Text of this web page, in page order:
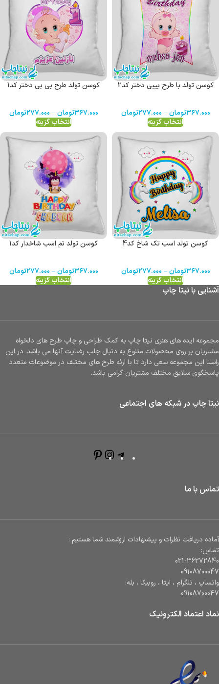
کوسن تولد با طرح بیبی دختر کد2
۳۶۷.۰۰۰تومان – ۲۷۷.۰۰۰تومان
انتخاب گزینه
کوسن تولد طرح بی بی دختر کد1
۳۶۷.۰۰۰تومان – ۲۷۷.۰۰۰تومان
انتخاب گزینه
کوسن تولد اسب تک شاخ کد4
۳۶۷.۰۰۰تومان – ۲۷۷.۰۰۰تومان
انتخاب گزینه
کوسن تولد تم اسب شاخدار کد1
۳۶۷.۰۰۰تومان – ۲۷۷.۰۰۰تومان
انتخاب گزینه
آشنایی با نیتا چاپ
مجموعه ایده های هنری نیتا چاپ به کمک طراحی و چاپ طرح های دلخواه
مشتریان بر روی محصولات متنوع به دنبال جلب رضایت آنها می باشد. در این
راستا این مجموعه سعی دارد تا با ارئه طرح های مختلف در موضوعات متعدد
پاسخگوی سلایق مختلف مشتریان گرامی باشد.
نیتا چاپ در شبکه های اجتماعی
تماس با ما
آماده دریافت نظرات و پیشنهادات ارزشمند شما هستیم :
تماس:
021-36272840
09108700047
واتساپ ، تلگرام ، ایتا ، روبیکا ، بله:
09108700047
نماد اعتماد الکترونیک